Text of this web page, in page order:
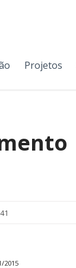
Projetos
2015